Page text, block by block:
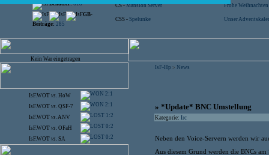
Benutzer: 618 CS -Mansion Server
Frohe
GB-
Beiträge: 285
CSS - Spelunke Unser
Kein War eingetragen
IsF.WOT vs. HoW 2:1
IsF.WOT vs. QSF-7 2:1
IsF.WOT vs.ANV 1:2
IsF.WOT vs. OFaH 0:2
IsF.WOT vs. SA 0:2
IsF-Hp > News
» *Update* BNC Umstellung
Kategorie: Irc
Neben den Voice-Servern werden wir
Aus diesem Grund werden die BNCs